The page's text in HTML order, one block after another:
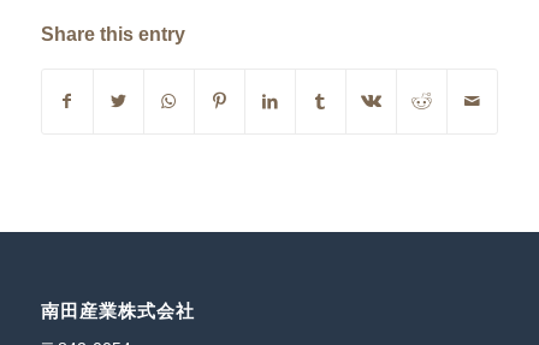
Share this entry
南田産業株式会社